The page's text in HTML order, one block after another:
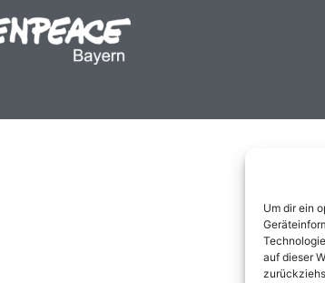
Um dir ein
auf dieser